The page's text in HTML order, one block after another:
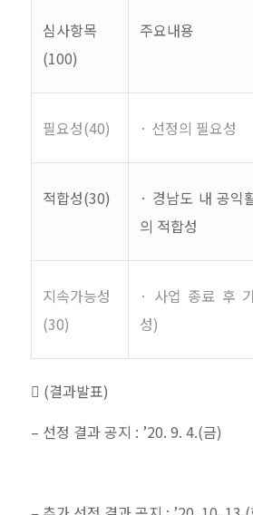
심사항목
(100)
주요내용
필요성(40) · 선정의 필요성
적합성(30) · 경남도 내 공익
의 적합성
지속가능성
(30)
· 사업 종료 후
성)
 (결과발표)
– 선정 결과 공지 : ’20. 9. 4.(금)